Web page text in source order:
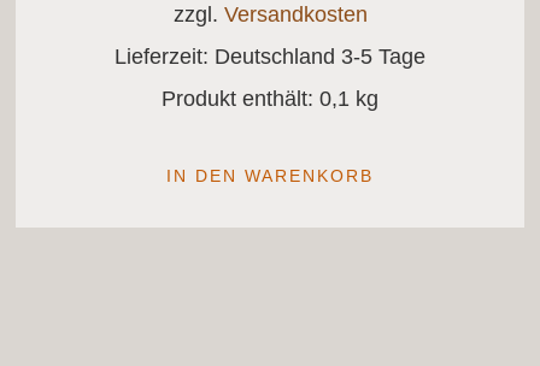
zzgl. Versandkosten
Lieferzeit: Deutschland 3-5 Tage
Produkt enthält: 0,1 kg
IN DEN WARENKORB